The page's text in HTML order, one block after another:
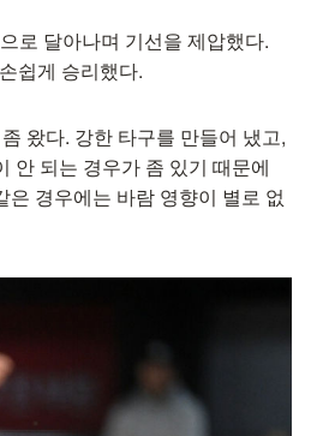
로 달아나며 기선을 제압했다.
쉽게 승리했다.
왔다. 강한 타구를 만들어 냈고,
안 되는 경우가 좀 있기 때문에
경우에는 바람 영향이 별로 없